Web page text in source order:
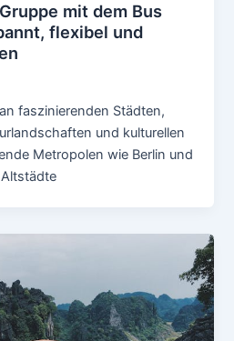
mit dem Bus
flexibel und
faszinierenden Städten,
und kulturellen
Metropolen wie Berlin und